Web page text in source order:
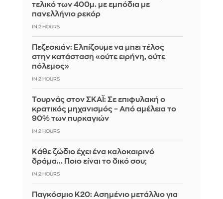
τελικό των 400μ. με εμπόδια με
πανελλήνιο ρεκόρ
IN 2 HOURS
Πεζεσκιάν: Ελπίζουμε να μπει τέλος
στην κατάσταση «ούτε ειρήνη, ούτε
πόλεμος»
IN 2 HOURS
Τουρνάς στον ΣΚΑΪ: Σε επιφυλακή ο
κρατικός μηχανισμός – Από αμέλεια το
90% των πυρκαγιών
IN 2 HOURS
Κάθε ζώδιο έχει ένα καλοκαιρινό
δράμα... Ποιο είναι το δικό σου;
IN 2 HOURS
Παγκόσμιο Κ20: Ασημένιο μετάλλιο για